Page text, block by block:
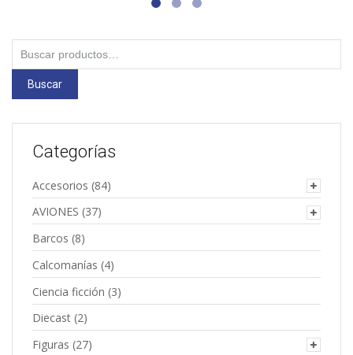
Buscar
por:
Buscar
Categorías
Accesorios (84)
AVIONES (37)
Barcos (8)
Calcomanías (4)
Ciencia ficción (3)
Diecast (2)
Figuras (27)